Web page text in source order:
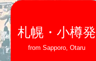
札幌・小樽発
from Sapporo, Otaru